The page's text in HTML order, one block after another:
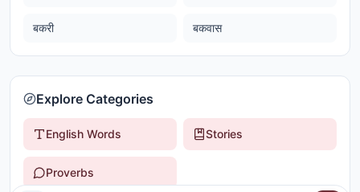
बकरी बकवास
Explore Categories
English Words Stories
Proverbs